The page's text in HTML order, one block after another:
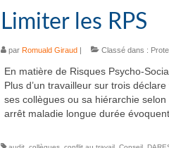
Limiter les RPS
par Romuald Giraud| Classé dans :
En matière de Risques Psycho-
Plus d’un travailleur sur trois
ses collègues ou sa hiérarchie
arrêt maladie longue durée